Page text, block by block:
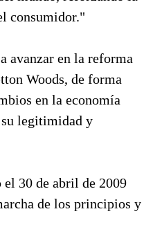
consumidor."
avanzar en la reforma
Woods, de forma
en la economía
legitimidad y
el 30 de abril de 2009
de los principios y